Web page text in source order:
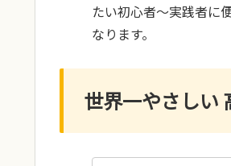
たい初心者～実践者に
なります。
世界一やさしい